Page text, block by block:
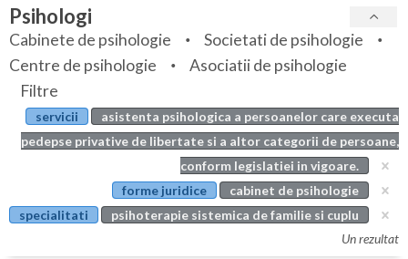
Bihor
Bistrita-Nasaud
Botosani
Braila
Bucuresti
Specialitati
Servicii
Articole
Evenimente
Psihologi
Cabinete de psihologie
Societati de psihologie
Centre de psihologie
Asociatii de psihologie
Filtre
servicii
asistenta psihologica a persoanelor care executa
pedepse privative de libertate si a altor categorii de persoane,
conform legislatiei in vigoare.
forme juridice
cabinet de psihologie
specialitati
psihoterapie sistemica de familie si cuplu
Un rezultat